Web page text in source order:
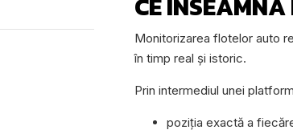
Monitorizarea flotelor auto
în timp real și istoric.
Prin intermediul unei
poziția exactă a